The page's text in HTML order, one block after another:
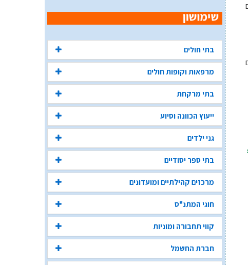
בתי חולים
מרפאות וקופות חולים
בתי מרקחת
ייעוץ הכוונה וסיוע
גני ילדים
בתי ספר יסודיים
מרכזים קהילתיים ומועדונים
חוגי המתנ"ס
קווי תחבורה ומוניות
חברת החשמל